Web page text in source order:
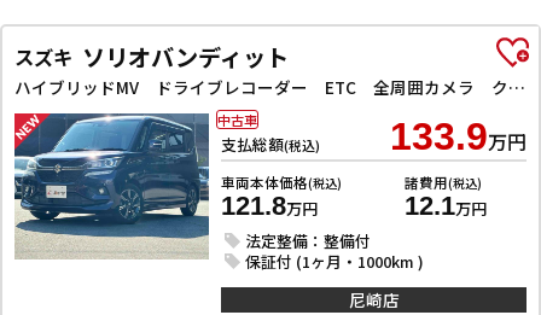
スズキ ソリオバンディット
ハイブリッドMV ドライブレコーダー ETC 全周囲カメラ クリアランスソナー オートクルーズコントロール レーンアシスト 衝突被害軽減システム 両側スライド・片側電動 LEDヘッドランプ スマートキー
支払総額(税込) 133.9万円
車両本体価格(税込)
121.8万円
諸費用(税込)
12.1万円
法定整備：整備付
保証付 (1ヶ月・1000km )
中古車
尼崎店